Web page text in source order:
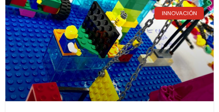
INNOVACIÓN